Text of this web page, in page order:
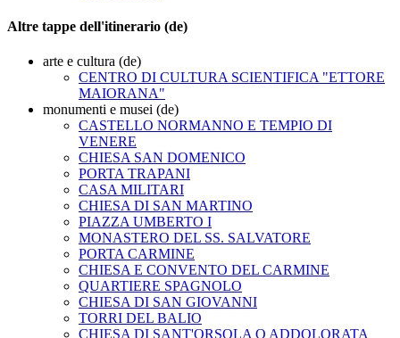
Altre tappe dell'itinerario (de)
arte e cultura (de)
CENTRO DI CULTURA SCIENTIFICA "ETTORE
MAIORANA"
monumenti e musei (de)
CASTELLO NORMANNO E TEMPIO DI
VENERE
CHIESA SAN DOMENICO
PORTA TRAPANI
CASA MILITARI
CHIESA DI SAN MARTINO
PIAZZA UMBERTO I
MONASTERO DEL SS. SALVATORE
PORTA CARMINE
CHIESA E CONVENTO DEL CARMINE
QUARTIERE SPAGNOLO
CHIESA DI SAN GIOVANNI
TORRI DEL BALIO
CHIESA DI SANT'ORSOLA O ADDOLORATA